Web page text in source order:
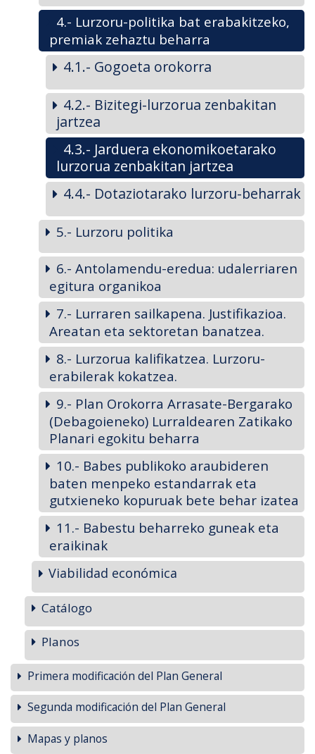
4.- Lurzoru-politika bat erabakitzeko,
premiak zehaztu beharra
4.1.- Gogoeta orokorra
4.2.- Bizitegi-lurzorua zenbakitan
jartzea
4.3.- Jarduera ekonomikoetarako
lurzorua zenbakitan jartzea
4.4.- Dotaziotarako lurzoru-beharrak
5.- Lurzoru politika
6.- Antolamendu-eredua: udalerriaren
egitura organikoa
7.- Lurraren sailkapena. Justifikazioa.
Areatan eta sektoretan banatzea.
8.- Lurzorua kalifikatzea. Lurzoru-
erabilerak kokatzea.
9.- Plan Orokorra Arrasate-Bergarako
(Debagoieneko) Lurraldearen Zatikako
Planari egokitu beharra
10.- Babes publikoko araubideren
baten menpeko estandarrak eta
gutxieneko kopuruak bete behar izatea
11.- Babestu beharreko guneak eta
eraikinak
Viabilidad económica
Catálogo
Planos
Primera modificación del Plan General
Segunda modificación del Plan General
Mapas y planos